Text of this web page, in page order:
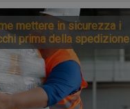
mettere in sicurezza i
prima della spedizione